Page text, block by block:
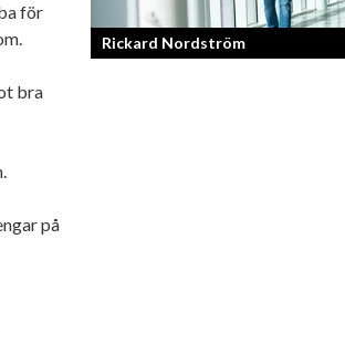
för
bra
på
Rickard Nordström